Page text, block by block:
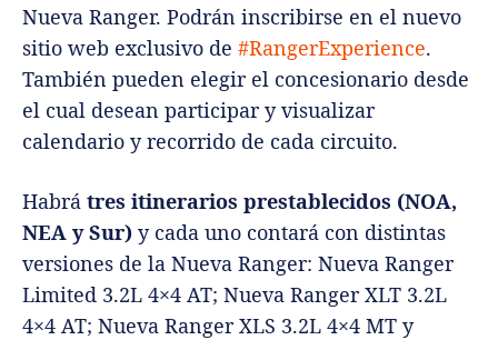
Nueva Ranger. Podrán inscribirse en el nuevo
sitio web exclusivo de #RangerExperience.
También pueden elegir el concesionario desde
el cual desean participar y visualizar
calendario y recorrido de cada circuito.
Habrá tres itinerarios prestablecidos (NOA,
NEA y Sur) y cada uno contará con distintas
versiones de la Nueva Ranger: Nueva Ranger
Limited 3.2L 4×4 AT; Nueva Ranger XLT 3.2L
4×4 AT; Nueva Ranger XLS 3.2L 4×4 MT y